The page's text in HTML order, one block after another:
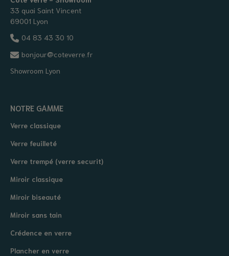
33 quai Saint Vincent
69001 Lyon
04 83 43 30 10
bonjour@coteverre.fr
Showroom Lyon
NOTRE GAMME
Verre classique
Verre feuilleté
Verre trempé (verre securit)
Miroir classique
Miroir biseauté
Miroir sans tain
Crédence en verre
Plancher en verre